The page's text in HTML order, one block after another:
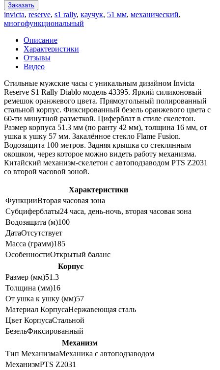
Заказать
invicta, reserve, s1 rally, каучук, 51 мм, механический,
многофункциональный
Описание
Характеристики
Отзывы
Видео
Стильные мужские часы с уникальным дизайном Invicta
Reserve S1 Rally Diablo модель 43395. Яркий силиконовый
ремешок оранжевого цвета. Прямоугольный полированный
стальной корпус. Фиксированный безель оранжевого цвета с
60-ти минутной разметкой. Циферблат в стиле скелетон.
Размер корпуса 51.3 мм (по ранту 42 мм), толщина 16 мм, от
ушка к ушку 57 мм. Закалённое стекло Flame Fusion.
Водозащита 100 метров. Задняя крышка со стеклянным
окошком, через которое можно видеть работу механизма.
Китайский механизм-скелетон с автоподзаводом PTS Z2031
со второй часовой зоной.
Характеристики
ФункцииВторая часовая зона
Субциферблаты24 часа, день-ночь, вторая часовая зона
Водозащита (м)100
ДатаОтсутствует
Масса (грамм)185
ОсобенностиОткрытый баланс
Корпус
Размер (мм)51.3
Толщина (мм)16
От ушка к ушку (мм)57
Материал КорпусаНержавеющая сталь
Цвет КорпусаСтальной
БезельФиксированный
Механизм
Тип МеханизмаМеханика с автоподзаводом
МеханизмPTS Z2031